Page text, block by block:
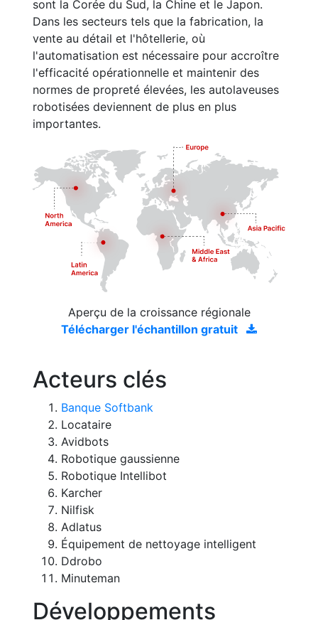
sont la Corée du Sud, la Chine et le Japon.
Dans les secteurs tels que la fabrication, la
vente au détail et l'hôtellerie, où
l'automatisation est nécessaire pour accroître
l'efficacité opérationnelle et maintenir des
normes de propreté élevées, les autolaveuses
robotisées deviennent de plus en plus
importantes.
Aperçu de la croissance régionale
Télécharger l'échantillon gratuit
Acteurs clés
Banque Softbank
Locataire
Avidbots
Robotique gaussienne
Robotique Intellibot
Karcher
Nilfisk
Adlatus
Équipement de nettoyage intelligent
Ddrobo
Minuteman
Développements